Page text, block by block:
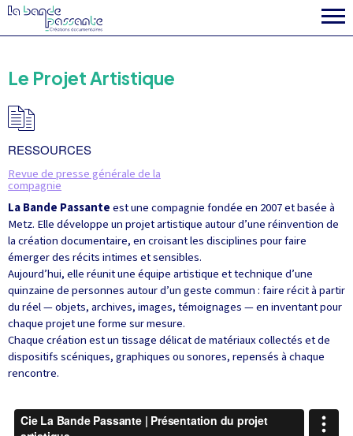
la fabrique
Le Projet Artistique
RESSOURCES
Revue de presse générale de la
compagnie
La Bande Passanteest une compagnie fondée en 2007 et basée à
Metz. Elle développe un projet artistique autour d’une réinvention de
la création documentaire, en croisant les disciplines pour faire
émerger des récits intimes et sensibles.
Aujourd’hui, elle réunit une équipe artistique et technique d’une
quinzaine de personnes autour d’un geste commun : faire récit à partir
du réel — objets, archives, images, témoignages — en inventant pour
chaque projet une forme sur mesure.
Chaque création est un tissage délicat de matériaux collectés et de
dispositifs scéniques, graphiques ou sonores, repensés à chaque
rencontre.